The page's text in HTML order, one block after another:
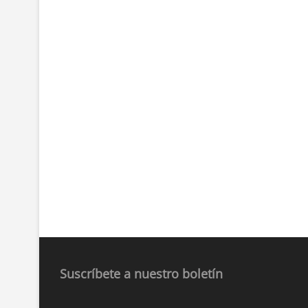
Suscríbete a nuestro boletín